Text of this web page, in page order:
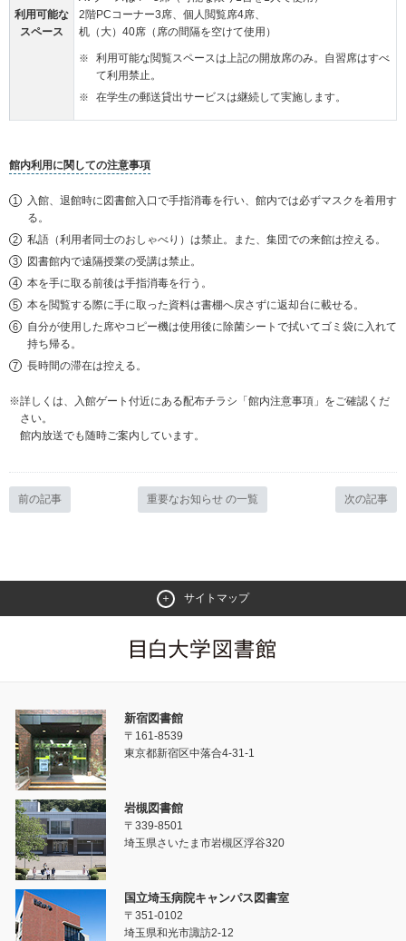
利用可能な
スペース
2階PCコーナー3席、個人閲覧席4席、
机（大）40席（席の間隔を空けて使用）
利用可能な閲覧スペースは上記の開放席のみ。自習席はすべ
て利用禁止。
在学生の郵送貸出サービスは継続して実施します。
館内利用に関しての注意事項
入館、退館時に図書館入口で手指消毒を行い、館内では必ずマスクを着用す
る。
私語（利用者同士のおしゃべり）は禁止。また、集団での来館は控える。
図書館内で遠隔授業の受講は禁止。
本を手に取る前後は手指消毒を行う。
本を閲覧する際に手に取った資料は書棚へ戻さずに返却台に載せる。
自分が使用した席やコピー機は使用後に除菌シートで拭いてゴミ袋に入れて
持ち帰る。
長時間の滞在は控える。
※詳しくは、入館ゲート付近にある配布チラシ「館内注意事項」をご確認くだ
さい。
館内放送でも随時ご案内しています。
前の記事 重要なお知らせ の一覧 次の記事
サイトマップ
新宿図書館
〒161-8539
東京都新宿区中落合4-31-1
岩槻図書館
〒339-8501
埼玉県さいたま市岩槻区浮谷320
国立埼玉病院キャンパス図書室
〒351-0102
埼玉県和光市諏訪2-12